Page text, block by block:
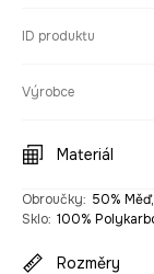
ID produktu
Výrobce
Materiál
Obroučky: 50%
Sklo: 100%
Rozměry